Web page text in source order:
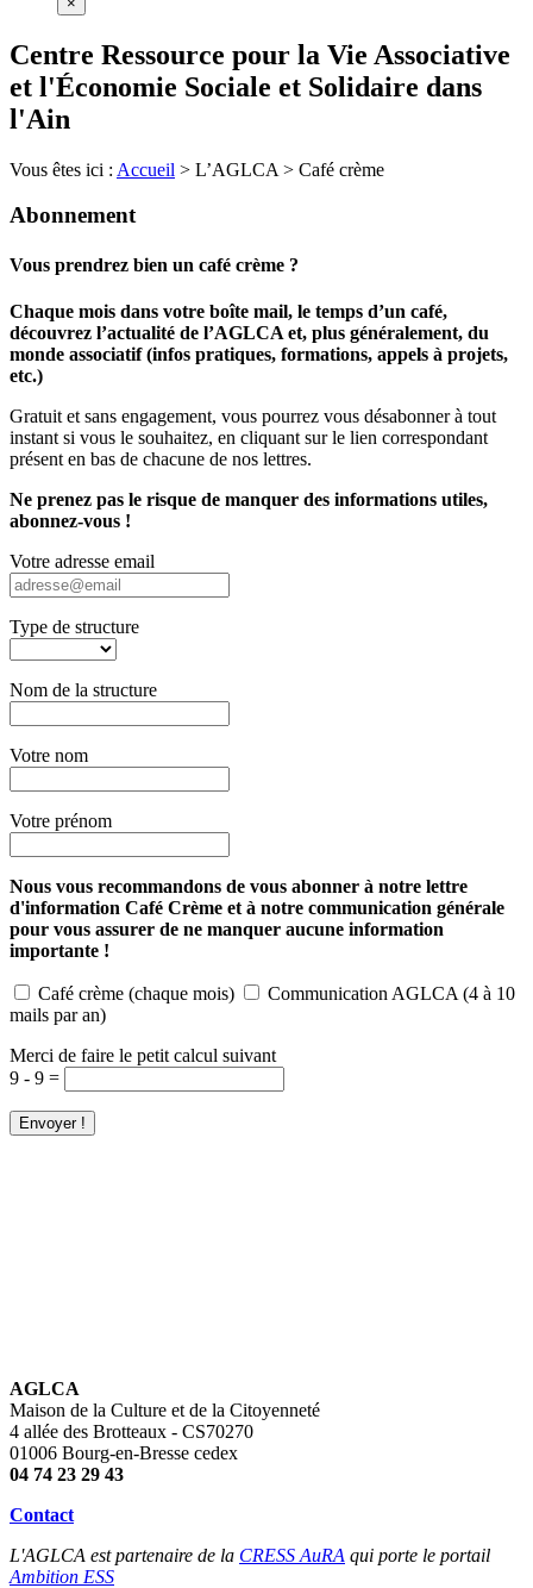
Centre Ressource pour la Vie Associative
et l'Économie Sociale et Solidaire dans
l'Ain
Vous êtes ici : Accueil > L’AGLCA > Café crème
Abonnement
Vous prendrez bien un café crème ?
Chaque mois dans votre boîte mail, le temps d’un café,
découvrez l’actualité de l’AGLCA et, plus généralement, du
monde associatif (infos pratiques, formations, appels à projets,
etc.)
Gratuit et sans engagement, vous pourrez vous désabonner à tout
instant si vous le souhaitez, en cliquant sur le lien correspondant
présent en bas de chacune de nos lettres.
Ne prenez pas le risque de manquer des informations utiles,
abonnez-vous !
Votre adresse email
Type de structure
Nom de la structure
Votre nom
Votre prénom
Nous vous recommandons de vous abonner à notre lettre
d'information Café Crème et à notre communication générale
pour vous assurer de ne manquer aucune information
importante !
Café crème (chaque mois)
Communication AGLCA (4 à 10
mails par an)
Merci de faire le petit calcul suivant
9 - 9 =
AGLCA
Maison de la Culture et de la Citoyenneté
4 allée des Brotteaux - CS70270
01006 Bourg-en-Bresse cedex
04 74 23 29 43
Contact
L'AGLCA est partenaire de la CRESS AuRA qui porte le portail
Ambition ESS